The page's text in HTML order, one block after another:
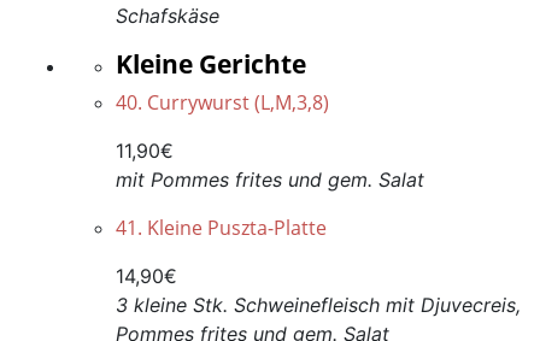
Schafskäse
Kleine Gerichte
40. Currywurst (L,M,3,8)
11,90€
mit Pommes frites und gem. Salat
41. Kleine Puszta-Platte
14,90€
3 kleine Stk. Schweinefleisch mit Djuvecreis,
Pommes frites und gem. Salat